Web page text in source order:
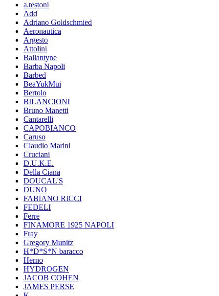
a.testoni
Add
Adriano Goldschmied
Aeronautica
Argesto
Attolini
Ballantyne
Barba Napoli
Barbed
BeaYukMui
Bertolo
BILANCIONI
Bruno Manetti
Cantarelli
CAPOBIANCO
Caruso
Claudio Marini
Cruciani
D.U.K.E.
Della Ciana
DOUCAL'S
DUNO
FABIANO RICCI
FEDELI
Ferre
FINAMORE 1925 NAPOLI
Fray
Gregory Munitz
H*D*S*N baracco
Herno
HYDROGEN
JACOB COHEN
JAMES PERSE